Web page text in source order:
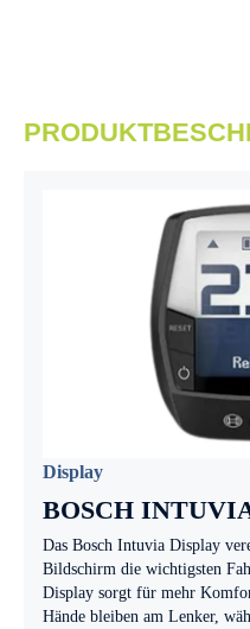
Display
BOSCH
Das Bosch Intuvia Display
Bildschirm die wichtigsten
Display sorgt für mehr
Hände bleiben am Lenker,